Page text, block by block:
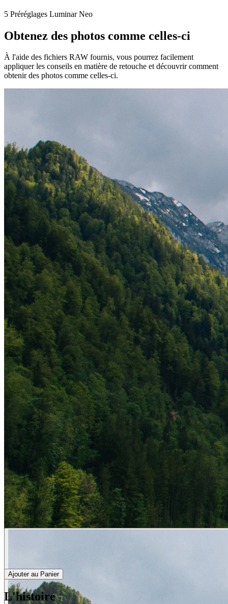
5 Préréglages Luminar Neo
Obtenez des photos comme celles-ci
À l'aide des fichiers RAW fournis, vous pourrez facilement
appliquer les conseils en matière de retouche et découvrir comment
obtenir des photos comme celles-ci.
Ajouter au Panier
L'histoire